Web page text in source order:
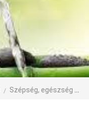
Szépség, egészség